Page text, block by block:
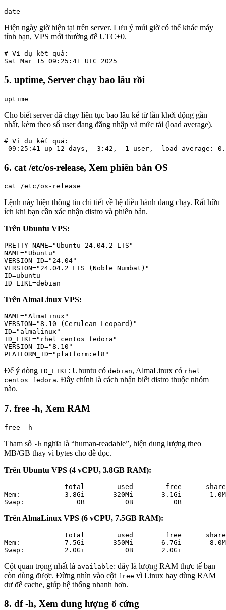
date
Hiện ngày giờ hiện tại trên server. Lưu ý múi giờ có thể khác máy
tính bạn, VPS mới thường để UTC+0.
# Ví dụ kết quả:
Sat Mar 15 09:25:41 UTC 2025
5. uptime, Server chạy bao lâu rồi
uptime
Cho biết server đã chạy liên tục bao lâu kể từ lần khởi động gần
nhất, kèm theo số user đang đăng nhập và mức tải (load average).
# Ví dụ kết quả:
09:25:41 up 12 days,  3:42,  1 user,  load average:
6. cat /etc/os-release, Xem phiên bản OS
cat /etc/os-release
Lệnh này hiện thông tin chi tiết về hệ điều hành đang chạy. Rất hữu
ích khi bạn cần xác nhận distro và phiên bản.
Trên Ubuntu VPS:
PRETTY_NAME="Ubuntu 24.04.2 LTS"
NAME="Ubuntu"
VERSION_ID="24.04"
VERSION="24.04.2 LTS (Noble Numbat)"
ID=ubuntu
ID_LIKE=debian
Trên AlmaLinux VPS:
NAME="AlmaLinux"
VERSION="8.10 (Cerulean Leopard)"
ID="almalinux"
ID_LIKE="rhel centos fedora"
VERSION_ID="8.10"
PLATFORM_ID="platform:el8"
Để ý dòng ID_LIKE: Ubuntu có debian, AlmaLinux có rhel
centos fedora. Đây chính là cách nhận biết distro thuộc nhóm
nào.
7. free -h, Xem RAM
free -h
Tham số -h nghĩa là “human-readable”, hiện dung lượng theo
MB/GB thay vì bytes cho dễ đọc.
Trên Ubuntu VPS (4 vCPU, 3.8GB RAM):
total        used        free
Mem:           3.8Gi       320Mi       3.1Gi
Swap:             0B          0B          0B
Trên AlmaLinux VPS (6 vCPU, 7.5GB RAM):
total        used        free
Mem:           7.5Gi       350Mi       6.7Gi
Swap:          2.0Gi          0B       2.0Gi
Cột quan trọng nhất là available: đây là lượng RAM thực tế bạn
còn dùng được. Đừng nhìn vào cột free vì Linux hay dùng RAM
dư để cache, giúp hệ thống nhanh hơn.
8. df -h, Xem dung lượng ổ cứng